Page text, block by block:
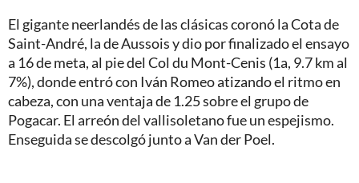
El gigante neerlandés de las clásicas coronó la Cota de
Saint-André, la de Aussois y dio por finalizado el ensayo
a 16 de meta, al pie del Col du Mont-Cenis (1a, 9.7 km al
7%), donde entró con Iván Romeo atizando el ritmo en
cabeza, con una ventaja de 1.25 sobre el grupo de
Pogacar. El arreón del vallisoletano fue un espejismo.
Enseguida se descolgó junto a Van der Poel.